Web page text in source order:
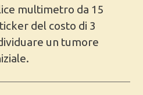
multimetro da 15
del costo di 3
un tumore